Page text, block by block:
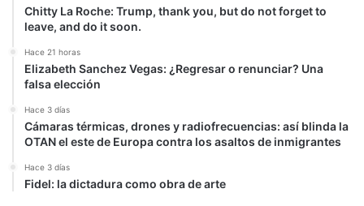
Chitty La Roche: Trump, thank you, but do not forget to
leave, and do it soon.
Hace 21 horas
Elizabeth Sanchez Vegas: ¿Regresar o renunciar? Una
falsa elección
Hace 3 días
Cámaras térmicas, drones y radiofrecuencias: así blinda la
OTAN el este de Europa contra los asaltos de inmigrantes
Hace 3 días
Fidel: la dictadura como obra de arte